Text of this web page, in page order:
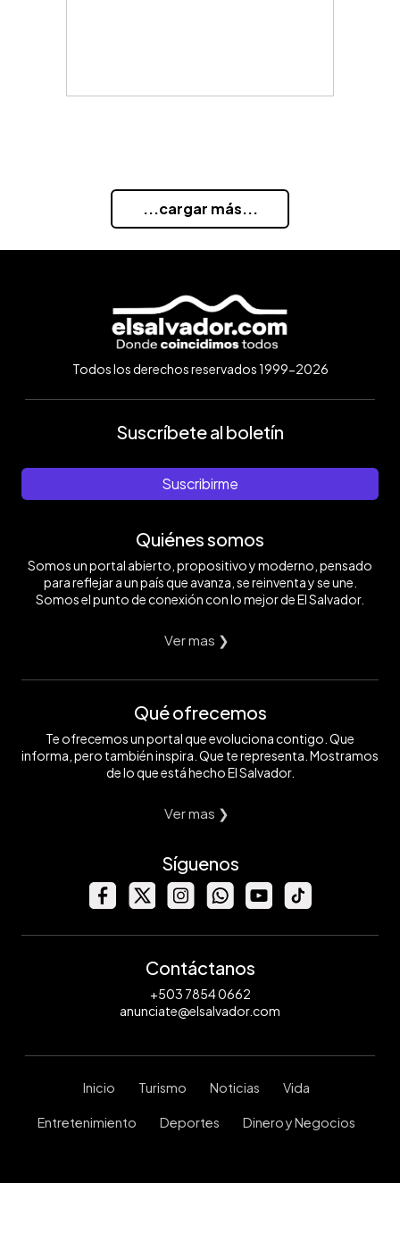
...cargar más...
Todos los derechos reservados 1999-2026
Suscríbete al boletín
Suscribirme
Quiénes somos
Somos un portal abierto, propositivo y moderno, pensado
para reflejar a un país que avanza, se reinventa y se une.
Somos el punto de conexión con lo mejor de El Salvador.
Ver mas ❯
Qué ofrecemos
Te ofrecemos un portal que evoluciona contigo. Que
informa, pero también inspira. Que te representa. Mostramos
de lo que está hecho El Salvador.
Ver mas ❯
Síguenos
Contáctanos
+503 7854 0662
anunciate@elsalvador.com
Inicio Turismo Noticias Vida
Entretenimiento Deportes Dinero y Negocios